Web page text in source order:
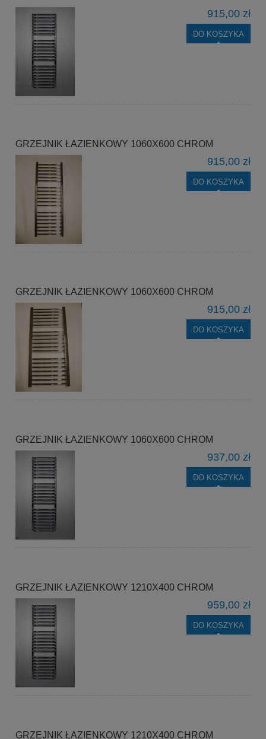
915,00 zł
DO KOSZYKA
GRZEJNIK ŁAZIENKOWY 1060X600 CHROM
915,00 zł
DO KOSZYKA
GRZEJNIK ŁAZIENKOWY 1060X600 CHROM
915,00 zł
DO KOSZYKA
GRZEJNIK ŁAZIENKOWY 1060X600 CHROM
937,00 zł
DO KOSZYKA
GRZEJNIK ŁAZIENKOWY 1210X400 CHROM
959,00 zł
DO KOSZYKA
GRZEJNIK ŁAZIENKOWY 1210X400 CHROM